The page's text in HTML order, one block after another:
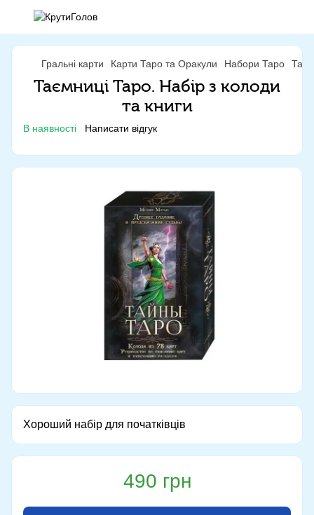
Гральні карти Карти Таро та Оракули Набори Таро
Таємниці Таро. Набір з колоди
та книги
В наявності Написати відгук
Хороший набір для початківців
490 грн